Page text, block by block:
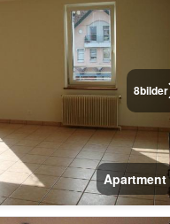
8bilder
Apartment